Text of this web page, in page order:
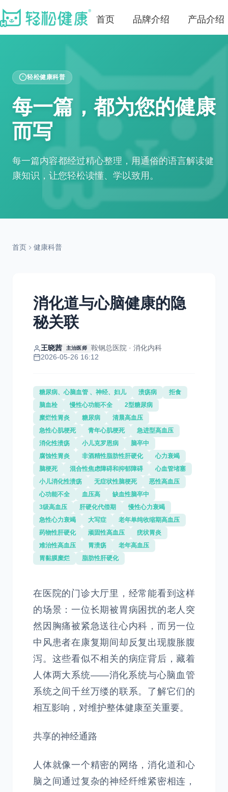
首页 品牌介绍 产品介绍
轻松健康科普
每一篇，都为您的健康
而写
每一篇内容都经过精心整理，用通俗的语言解读健
康知识，让您轻松读懂、学以致用。
首页 健康科普
消化道与心脑健康的隐
秘关联
王晓茜 主治医师
鞍钢总医院 · 消化内科
2026-05-26 16:12
糖尿病、心脑血管 、神经、妇儿 溃疡病
拒食
脑血栓
慢性心功能不全
2型糖尿病
糜烂性胃炎
糖尿病
清晨高血压
急性心肌梗死
青年心肌梗死
急进型高血压
消化性溃疡
小儿克罗恩病
脑卒中
腐蚀性胃炎
非酒精性脂肪性肝硬化
心力衰竭
脑梗死
混合性焦虑障碍和抑郁障碍
心血管堵塞
小儿消化性溃疡
无症状性脑梗死
恶性高血压
心功能不全
血压高
缺血性脑卒中
3级高血压
肝硬化代偿期
慢性心力衰竭
急性心力衰竭
大写症
老年单纯收缩期高血压
药物性肝硬化
顽固性高血压
疣状胃炎
难治性高血压
胃溃疡
老年高血压
胃黏膜糜烂
脂肪性肝硬化
在医院的门诊大厅里，经常能看到这样
的场景：一位长期被胃病困扰的老人突
然因胸痛被紧急送往心内科，而另一位
中风患者在康复期间却反复出现腹胀腹
泻。这些看似不相关的病症背后，藏着
人体两大系统——消化系统与心脑血管
系统之间千丝万缕的联系。了解它们的
相互影响，对维护整体健康至关重要。
共享的神经通路
人体就像一个精密的网络，消化道和心
脑之间通过复杂的神经纤维紧密相连，